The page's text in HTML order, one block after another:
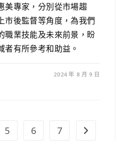
美專家，分別從市場趨
市後監督等角度，為我們
職業技能及未來前景，盼
者有所參考和助益。
2024 年 8 月 9 日
5 6 7